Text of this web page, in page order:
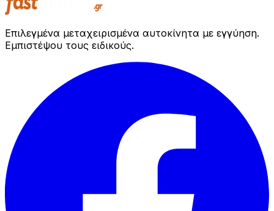
Επιλεγμένα μεταχειρισμένα αυτοκίνητα με εγγύηση.
Εμπιστέψου τους ειδικούς.